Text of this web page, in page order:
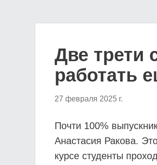
Две трети
работать
27 февраля 2025 г.
Почти 100%
Анастасия Ракова.
курсе студенты